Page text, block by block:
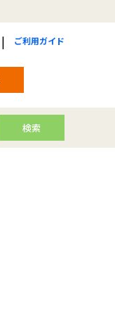
ご利用ガイド
検索